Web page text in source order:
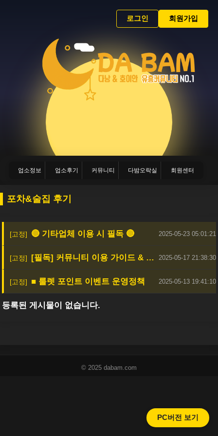
로그인 회원가입
업소정보 업소후기 커뮤니티 다밤오락실 회원센터
포차&술집 후기
🔴 기타업체 이용 시 필독 🔴 2025-05-23 05:01:21
[필독] 커뮤니티 이용 가이드 & 안전한 활동을 위한 안내 2025-05-17 21:38:30
■ 룰렛 포인트 이벤트 운영정책 2025-05-13 19:41:10
등록된 게시물이 없습니다.
© 2025 dabam.com
PC버전 보기